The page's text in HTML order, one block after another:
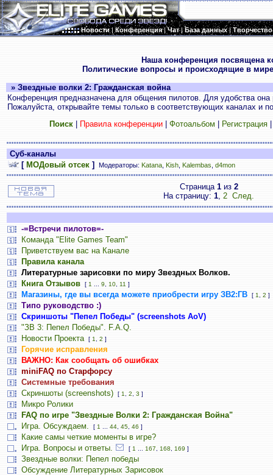
Новости|Конференция|Чат|База данных|Творчество
Наша конференция посвящена
Политические вопросы и происходящие в
» Звездные волки 2: Гражданская война
Конференция предназначена для общения пилотов. Для удобства
Пожалуйста, открывайте темы только в соответствующих каналах и
Поиск| Правила конференции| Фотоальбом Регистрация
Суб-каналы
[ МОДовый отсек ] Модераторы: Katana Kish Kalembas d4mon
Страница 1из 2
На страницу: 1, 2 След.
-=Встречи пилотов=-
Команда "Elite Games Team"
Приветствуем вас на Канале
Правила канала
Литературные зарисовки по миру Звездных Волков.
Книга Отзывов
[ 1 9 10 11 ]
Магазины, где вы всегда можете приобрести игру ЗВ2:ГВ [ 1 2 ]
Типо руководство :)
Скриншоты "Пепел Победы" (screenshots AoV)
"ЗВ 3: Пепел Победы". F.A.Q.
Новости Проекта
[ 1 2 ]
Горячие исправления
ВАЖНО: Как сообщать об ошибках
miniFAQ по Старфорсу
Системные требования
Скриншоты (screenshots)
[ 1 2 3 ]
Микро Ролики
FAQ по игре "Звездные Волки 2: Гражданская Война"
Игра. Обсуждаем.
[ 1 44 45 46 ]
Какие самы четкие моменты в игре?
Игра. Вопросы и ответы.
[ 1 167 168 169 ]
Звездные волки: Пепел победы
Обсуждение Литературных Зарисовок